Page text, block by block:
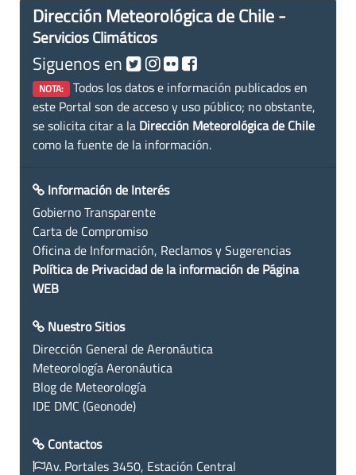
Dirección Meteorológica de Chile -
Servicios Climáticos
Siguenos en
NOTA: Todos los datos e información publicados en
este Portal son de acceso y uso público; no obstante,
se solicita citar a la Dirección Meteorológica de Chile
como la fuente de la información.
Información de Interés
Gobierno Transparente
Carta de Compromiso
Oficina de Información, Reclamos y Sugerencias
Política de Privacidad de la información de Página
WEB
Nuestro Sitios
Dirección General de Aeronáutica
Meteorología Aeronáutica
Blog de Meteorología
IDE DMC (Geonode)
Contactos
Av. Portales 3450, Estación Central